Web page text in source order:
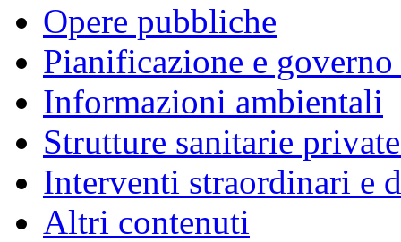
Opere pubbliche
Pianificazione e
Informazioni ambientali
Strutture sanitarie
Interventi straordinari e
Altri contenuti